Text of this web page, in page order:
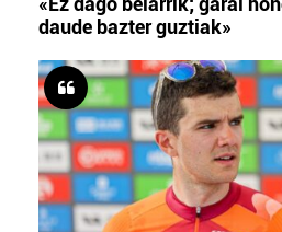
daude bazter guztiak»